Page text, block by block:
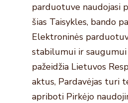
parduotuve naudojasi
šias Taisykles, bando
Elektroninės
stabilumui ir
pažeidžia Lietuvos
aktus, Pardavėjas turi
apriboti Pirkėjo